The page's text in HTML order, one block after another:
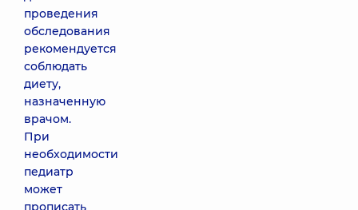
проведения
обследования
рекомендуется
соблюдать
диету,
назначенную
врачом.
При
необходимости
педиатр
может
прописать